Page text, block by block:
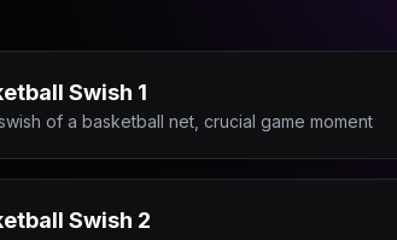
Swish 1
of a basketball net, crucial game moment
Swish 2